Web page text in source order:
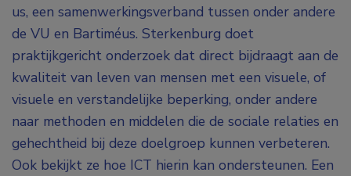
us, een samenwerkingsverband tussen onder andere
de VU en Bartiméus. Sterkenburg doet
praktijkgericht onderzoek dat direct bijdraagt aan de
kwaliteit van leven van mensen met een visuele, of
visuele en verstandelijke beperking, onder andere
naar methoden en middelen die de sociale relaties en
gehechtheid bij deze doelgroep kunnen verbeteren.
Ook bekijkt ze hoe ICT hierin kan ondersteunen. Een